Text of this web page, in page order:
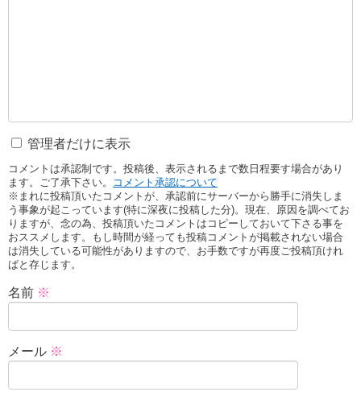
管理者だけに表示
コメントは承認制です。投稿後、表示されるまで数日程要す場合があり
ます。ご了承下さい。
コメント承認について
※まれに投稿頂いたコメントが、承認前にサーバーから勝手に消失しま
う事象が起こっています(特に深夜に投稿した分)。現在、原因を調べてお
りますが、念の為、投稿頂いたコメントはコピーしておいて下さる事を
おススメします。もし時間が経っても投稿コメントが掲載されない場合
は消失している可能性がありますので、お手数ですが再度ご投稿頂けれ
ばと存じます。
名前 ※
メール ※